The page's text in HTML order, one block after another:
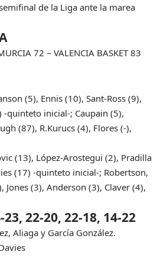
de la Liga ante la marea
72 – VALENCIA BASKET 83
(5), Ennis (10), Sant-Ross (9),
-quinteto inicial-; Caupain (5),
(87), R.Kurucs (4), Flores (-),
(13), López-Arostegui (2), Pradilla
(17) -quinteto inicial-; Robertson,
Jones (3), Anderson (3), Claver (4),
23, 22-20, 22-18, 14-22
Aliaga y García González.